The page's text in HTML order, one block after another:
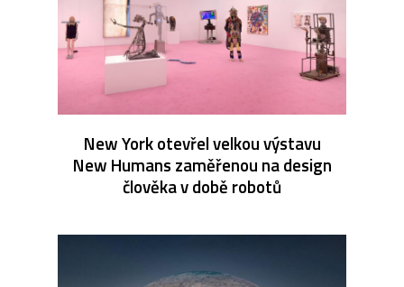
New York otevřel velkou výstavu
New Humans zaměřenou na design
člověka v době robotů